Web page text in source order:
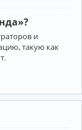
и
такую как